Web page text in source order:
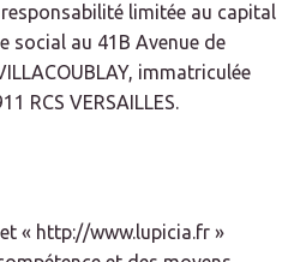
limitée au capital
social au 41B Avenue de
immatriculée
RCS VERSAILLES.
« http://www.lupicia.fr »